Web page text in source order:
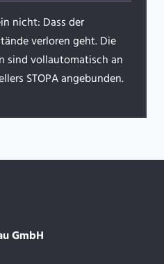
nicht: Dass der
verloren geht. Die
sind vollautomatisch an
STOPA angebunden.
GmbH